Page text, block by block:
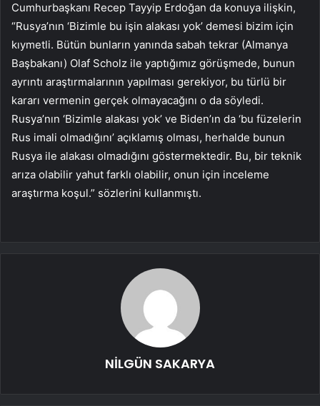
Cumhurbaşkanı Recep Tayyip Erdoğan da konuya ilişkin,
“Rusya’nın ‘Bizimle bu işin alakası yok’ demesi bizim için
kıymetli. Bütün bunların yanında sabah tekrar (Almanya
Başbakanı) Olaf Scholz ile yaptığımız görüşmede, bunun
ayrıntı araştırmalarının yapılması gerekiyor, bu türlü bir
kararı vermenin gerçek olmayacağını o da söyledi.
Rusya’nın ‘Bizimle alakası yok’ ve Biden’ın da ‘bu füzelerin
Rus imali olmadığını’ açıklamış olması, herhalde bunun
Rusya ile alakası olmadığını göstermektedir. Bu, bir teknik
arıza olabilir yahut farklı olabilir, onun için inceleme
araştırma koşul.” sözlerini kullanmıştı.
NİLGÜN SAKARYA